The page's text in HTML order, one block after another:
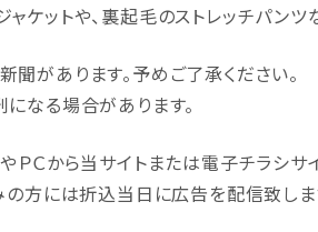
ケットや、裏起毛のストレッチパン
があります。予めご了承ください。
なる場合があります。
ＰＣから当サイトまたは電子チラシ
方には折込当日に広告を配信致しま